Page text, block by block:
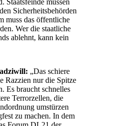
Staatsfeinde müssen
Sicherheitsbehörden
muss das öffentliche
Wer die staatliche
ablehnt, kann kein
„Das schiere
Razzien nur die Spitze
Es braucht schnelles
Terrorzellen, die
umstürzen
zu machen. In dem